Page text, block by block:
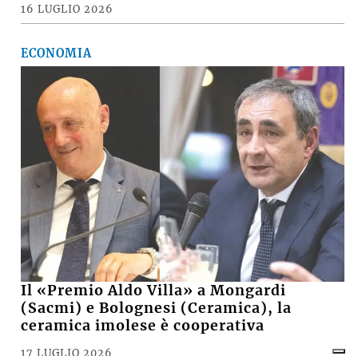
16 LUGLIO 2026
ECONOMIA
Il «Premio Aldo Villa» a Mongardi
(Sacmi) e Bolognesi (Ceramica), la
ceramica imolese è cooperativa
17 LUGLIO 2026